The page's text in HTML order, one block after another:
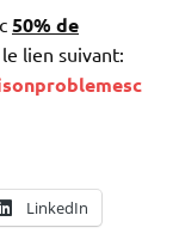
50% de
lien suivant:
LinkedIn